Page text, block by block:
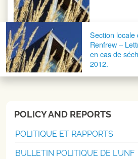
Section locale
Renfrew –
en cas de
2012.
POLICY AND REPORTS
POLITIQUE ET RAPPORTS
BULLETIN POLITIQUE DE L'UNF